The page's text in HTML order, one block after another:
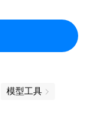
模型工具